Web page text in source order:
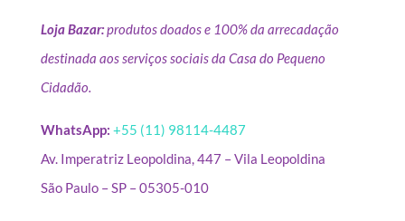
Loja Bazar:produtos doados e 100% da arrecadação
destinada aos serviços sociais da Casa do Pequeno
Cidadão.
WhatsApp: +55 (11) 98114-4487
Av. Imperatriz Leopoldina, 447 – Vila Leopoldina
São Paulo – SP – 05305-010